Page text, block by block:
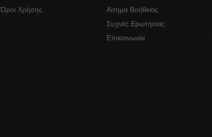
Όροι Χρήσης
Αίτημα Βοήθειας
Συχνές Ερωτήσεις
Επικοινωνία